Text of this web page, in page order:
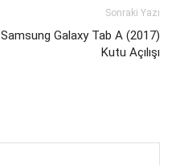
Sonraki Yazı
Samsung Galaxy Tab A (2017)
Kutu Açılışı